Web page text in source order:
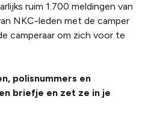
ruim 1.700 meldingen van
NKC-leden met de camper
camperaar om zich voor te
polisnummers en
briefje en zet ze in je